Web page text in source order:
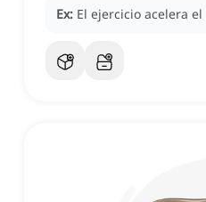
Ex: El ejercicio acelera el